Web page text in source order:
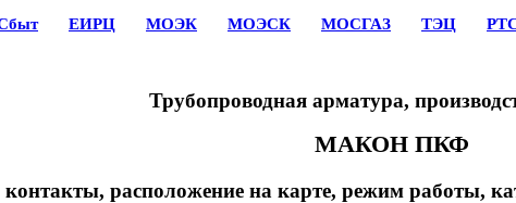
ЕИРЦ МОЭК МОЭСК МОСГАЗ ТЭЦ
Трубопроводная арматура,
МАКОН ПКФ
контакты, расположение на карте, режим работы,